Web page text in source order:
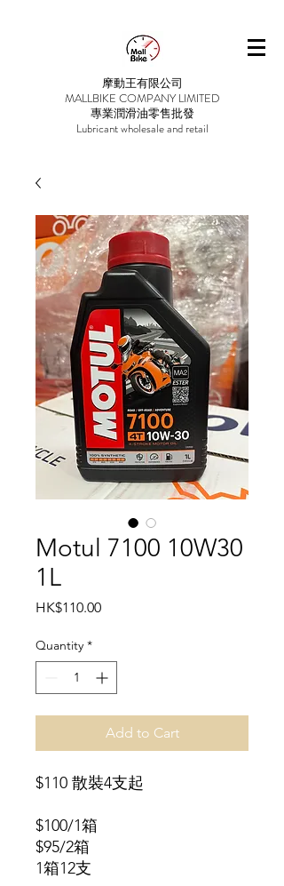
摩動王有限公司
MALLBIKE COMPANY LIMITED
專業潤滑油零售批發
Lubricant wholesale and retail
Motul 7100 10W30
1L
HK$110.00Price
Quantity *
Add to Cart
$110 散裝4支起
$100/1箱
$95/2箱
1箱12支